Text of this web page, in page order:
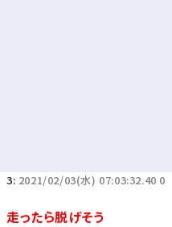
3: 2021/02/03(水) 07:03:32.40 0
走ったら脱げそう